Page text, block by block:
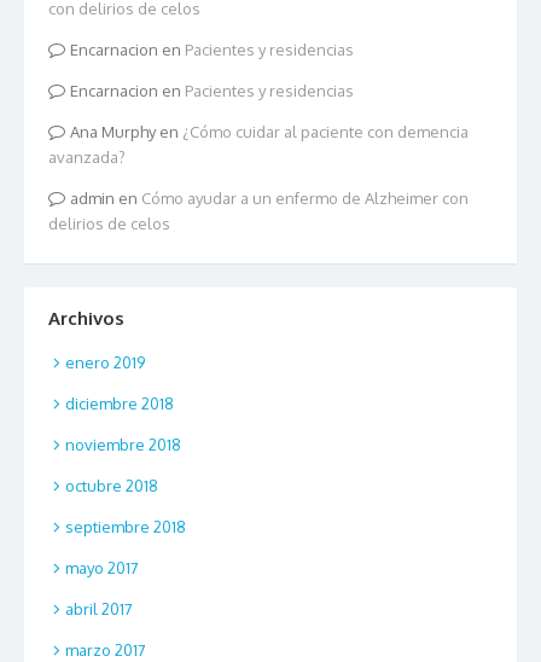
con delirios de celos
Encarnacion en Pacientes y residencias
Encarnacion en Pacientes y residencias
Ana Murphyen ¿Cómo cuidar al paciente con demencia
avanzada?
admin en Cómo ayudar a un enfermo de Alzheimer con
delirios de celos
Archivos
enero 2019
diciembre 2018
noviembre 2018
octubre 2018
septiembre 2018
mayo 2017
abril 2017
marzo 2017